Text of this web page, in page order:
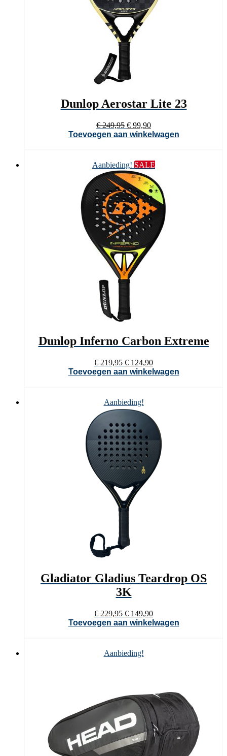
Dunlop Aerostar Lite 23
€249,95 Oorspronkelijke
prijs
€ 99,90Huidige
prijs
Toevoegen aan winkelwagen
Aanbieding! SALE
Dunlop Inferno Carbon Extreme
€219,95 Oorspronkelijke
prijs
€ 124,90Huidige
prijs
Toevoegen aan winkelwagen
Aanbieding!
Gladiator Gladius Teardrop OS
3K
€229,95 Oorspronkelijke
prijs
€ 149,90Huidige
prijs
Toevoegen aan winkelwagen
Aanbieding!